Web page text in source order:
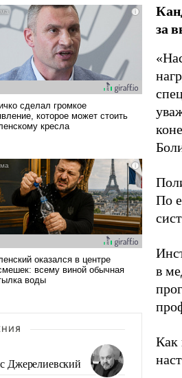
Джерелиевский
за
По
в
Как